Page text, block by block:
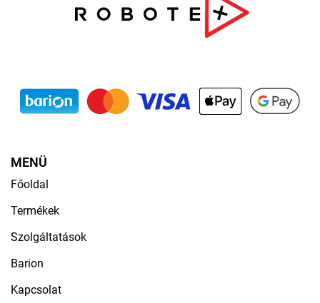
MENÜ
Főoldal
Termékek
Szolgáltatások
Barion
Kapcsolat